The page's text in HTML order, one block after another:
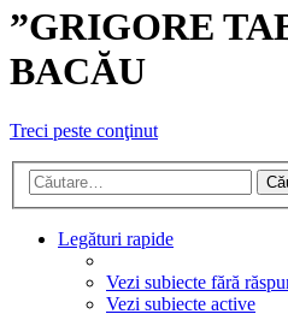
”GRIGORE
BACĂU
Treci peste conţinut
Legături rapide
Vezi subiecte fără
Vezi subiecte active